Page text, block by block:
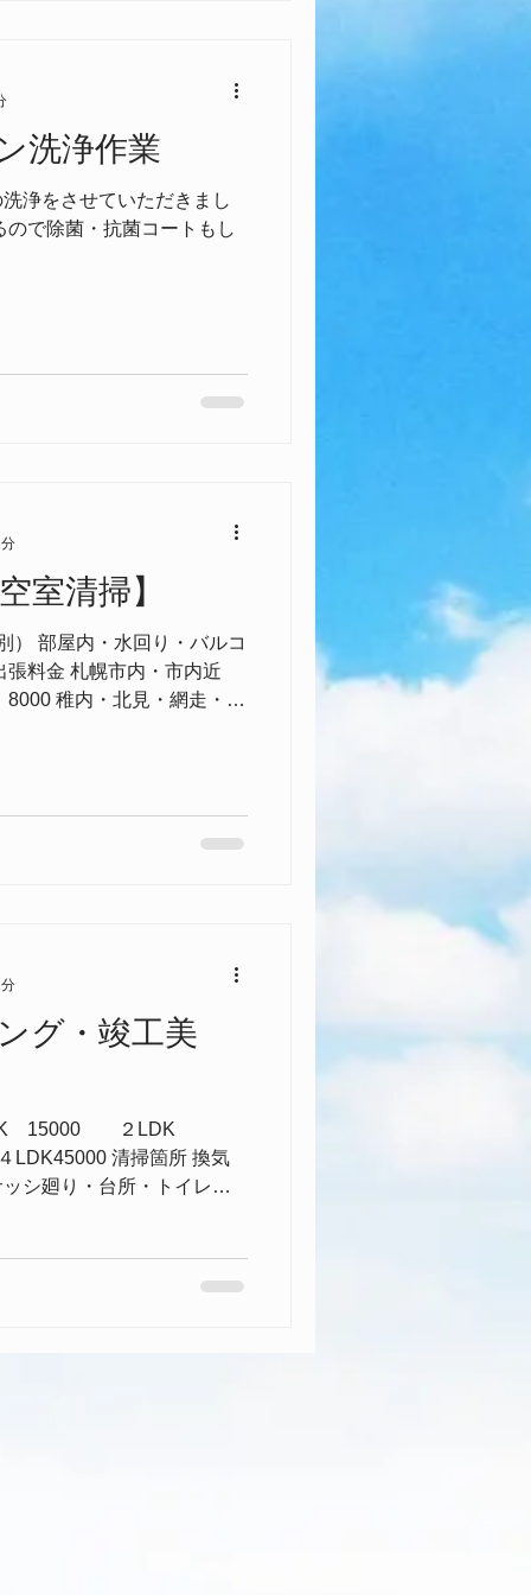
洗浄作業
浄をさせていただきまし
で除菌・抗菌コートもし
室清掃】
） 部屋内・水回り・バルコ
料金 札幌市内・市内近
稚内・北見・網走・釧
グ・竣工美
15000 ２LDK
清掃箇所 換気
シ廻り・台所・トイレ・